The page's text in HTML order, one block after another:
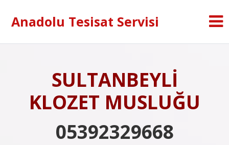
Anadolu Tesisat Servisi
SULTANBEYLİ
KLOZET MUSLUĞU
05392329668